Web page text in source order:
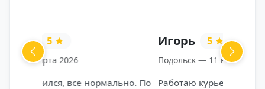
Игорь
Подольск — 11 ноября 2025
Работаю курьером Магнита уже
Previous Next